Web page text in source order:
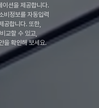
이션을 제공합니다.
비정보를 자동입력
공합니다. 또한,
교할 수 있고,
을 확인해 보세요.